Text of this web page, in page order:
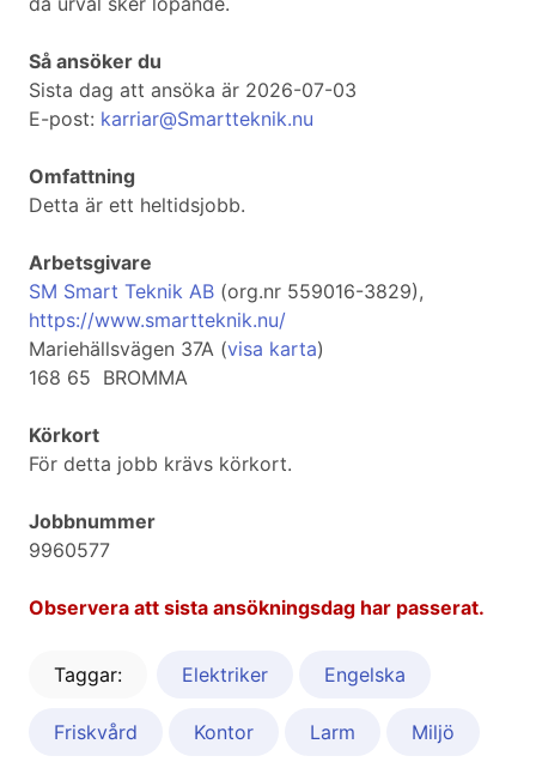
Så ansöker du
Sista dag att ansöka är 2026-07-03
E-post: karriar@Smartteknik.nu
Omfattning
Detta är ett heltidsjobb.
Arbetsgivare
SM Smart Teknik AB (org.nr 559016-3829),
https://www.smartteknik.nu/
Mariehällsvägen 37A (visa karta)
168 65 BROMMA
Körkort
För detta jobb krävs körkort.
Jobbnummer
9960577
Observera att sista ansökningsdag har passerat.
Taggar: Elektriker Engelska
Friskvård Kontor Larm Miljö